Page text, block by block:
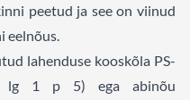
peetud ja see on viinud
eelnõus.
lahenduse kooskõla PS-
1 p 5) ega abinõu